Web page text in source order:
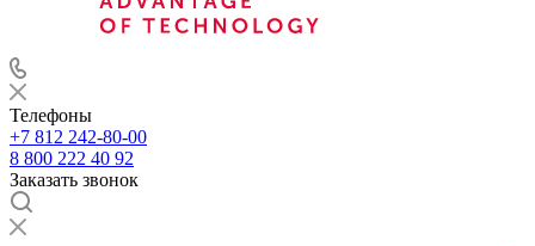
Телефоны
+7 812 242-80-00
8 800 222 40 92
Заказать звонок